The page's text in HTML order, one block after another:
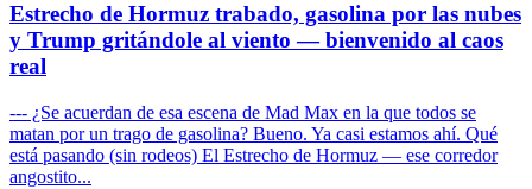
Estrecho de Hormuz trabado, gasolina por las nubes
y Trump gritándole al viento — bienvenido al caos
real
--- ¿Se acuerdan de esa escena de Mad Max en la que todos se
matan por un trago de gasolina? Bueno. Ya casi estamos ahí. Qué
está pasando (sin rodeos) El Estrecho de Hormuz — ese corredor
angostito...